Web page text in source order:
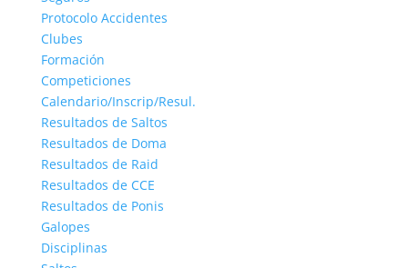
Protocolo Accidentes
Clubes
Formación
Competiciones
Calendario/Inscrip/Resul.
Resultados de Saltos
Resultados de Doma
Resultados de Raid
Resultados de CCE
Resultados de Ponis
Galopes
Disciplinas